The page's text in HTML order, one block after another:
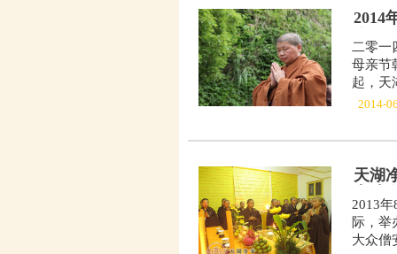
2014
二零一
母亲节
起，天
2014-
天湖
2013
际，举
大众僧